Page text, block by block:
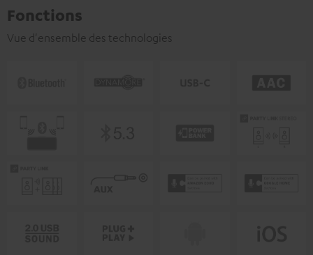
Fonctions
Vue d'ensemble des technologies